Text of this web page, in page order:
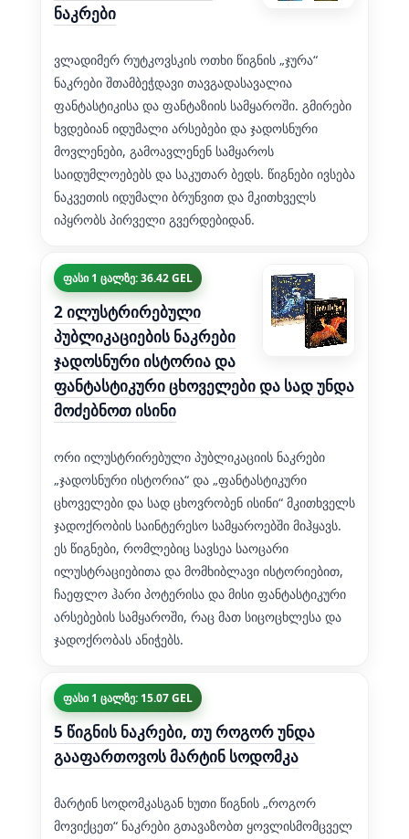
ნაკრები
ვლადიმერ რუტკოვსკის ოთხი წიგნის „ჯურა“
ნაკრები შთამბეჭდავი თავგადასავალია
ფანტასტიკისა და ფანტაზიის სამყაროში. გმირები
ხვდებიან იდუმალი არსებები და ჯადოსნური
მოვლენები, გამოავლენენ სამყაროს
საიდუმლოებებს და საკუთარ ბედს. წიგნები ივსება
ნაკვეთის იდუმალი ბრუნვით და მკითხველს
იპყრობს პირველი გვერდებიდან.
ფასი 1 ცალზე: 36.42 GEL
2 ილუსტრირებული
პუბლიკაციების ნაკრები
ჯადოსნური ისტორია და
ფანტასტიკური ცხოველები და სად უნდა
მოძებნოთ ისინი
ორი ილუსტრირებული პუბლიკაციის ნაკრები
„ჯადოსნური ისტორია“ და „ფანტასტიკური
ცხოველები და სად ცხოვრობენ ისინი“ მკითხველს
ჯადოქრობის საინტერესო სამყაროებში მიჰყავს.
ეს წიგნები, რომლებიც სავსეა საოცარი
ილუსტრაციებითა და მომხიბლავი ისტორიებით,
ჩაეფლო ჰარი პოტერისა და მისი ფანტასტიკური
არსებების სამყაროში, რაც მათ სიცოცხლესა და
ჯადოქრობას ანიჭებს.
ფასი 1 ცალზე: 15.07 GEL
5 წიგნის ნაკრები, თუ როგორ უნდა
გააფართოვოს მარტინ სოდომკა
მარტინ სოდომკასგან ხუთი წიგნის „როგორ
მოვიქცეთ“ ნაკრები გთავაზობთ ყოვლისმომცველ